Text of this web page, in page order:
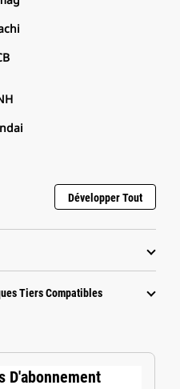
Développer Tout
Tiers Compatibles
D'abonnement